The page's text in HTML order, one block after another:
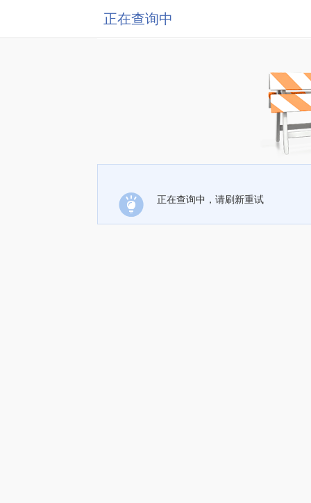
正在查询中
正在查询中，请刷新重试